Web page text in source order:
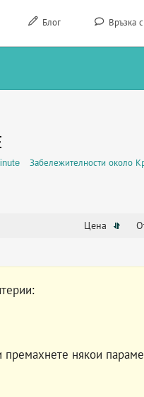
Блог Връзка
Забележителности около
Цена
някои